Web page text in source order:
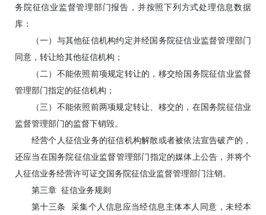
务院征信业监督管理部门报告，并按照下列方式处理信息数据
库：
（一）与其他征信机构约定并经国务院征信业监督管理部门
同意，转让给其他征信机构；
（二）不能依照前项规定转让的，移交给国务院征信业监督
管理部门指定的征信机构；
（三）不能依照前两项规定转让、移交的，在国务院征信业
监督管理部门的监督下销毁。
经营个人征信业务的征信机构解散或者被依法宣告破产的，
还应当在国务院征信业监督管理部门指定的媒体上公告，并将个
人征信业务经营许可证交国务院征信业监督管理部门注销。
第三章 征信业务规则
第十三条 采集个人信息应当经信息主体本人同意，未经本